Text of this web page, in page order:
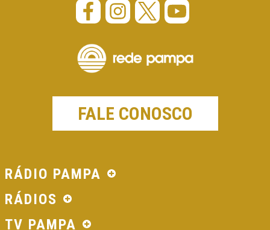
FALE CONOSCO
RÁDIO PAMPA
RÁDIOS
TV PAMPA